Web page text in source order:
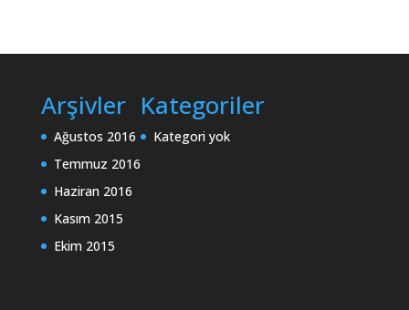
Arşivler
Ağustos 2016
Temmuz 2016
Haziran 2016
Kasım 2015
Ekim 2015
Kategoriler
Kategori yok